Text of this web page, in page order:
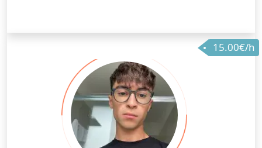
15.00€/h